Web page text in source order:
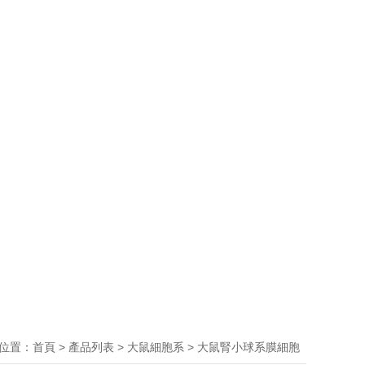
置： 首頁 > 產品列表 > 大鼠細胞系 > 大鼠腎小球系膜細胞